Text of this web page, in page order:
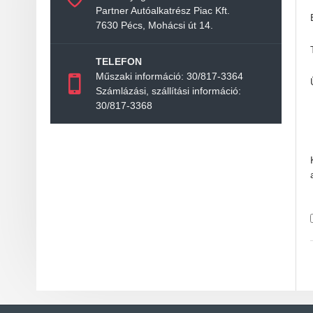
Partner Autóalkatrész Piac Kft.
7630 Pécs, Mohácsi út 14.
TELEFON
Műszaki információ: 30/817-3364
Számlázási, szállítási információ:
30/817-3368